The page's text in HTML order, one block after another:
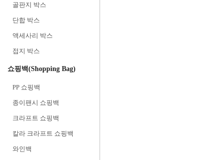
골판지 박스
단합 박스
액세사리 박스
접지 박스
쇼핑백(Shopping Bag)
PP 쇼핑백
종이팬시 쇼핑백
크라프트 쇼핑백
칼라 크라프트 쇼핑백
와인백